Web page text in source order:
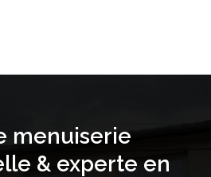
menuiserie
& experte en